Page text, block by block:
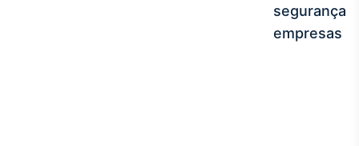
segurança
empresas